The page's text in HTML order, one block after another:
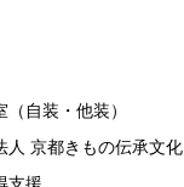
（自装・他装）
人 京都きもの伝承文化
支援